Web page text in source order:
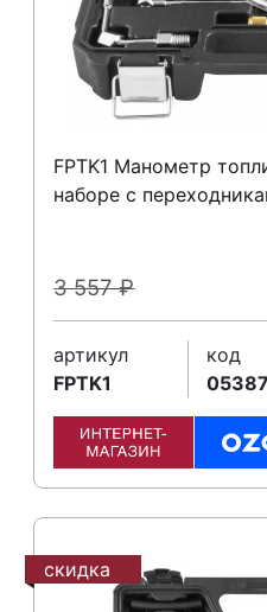
FPTK1 Манометр
наборе с
3 557₽
артикул
FPTK1
код
скидка